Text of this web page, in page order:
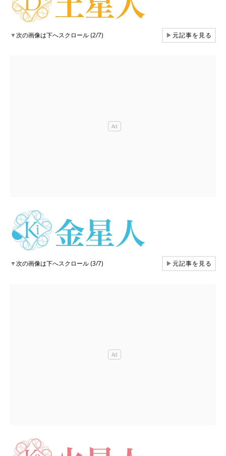
▼次の画像は下へスクロール (2/7) ▶元記事を見る
▼次の画像は下へスクロール (3/7) ▶元記事を見る